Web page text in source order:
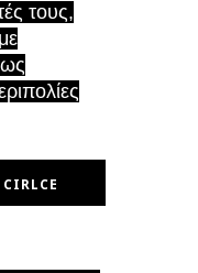
τους,
CIRLCE